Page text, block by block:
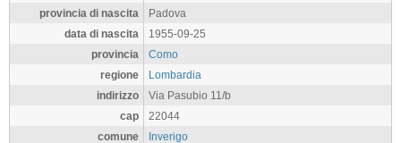
provincia di nascita
Padova
data di nascita
1955-09-25
provincia
Como
regione
Lombardia
indirizzo
Via Pasubio 11/b
cap
22044
comune
Inverigo